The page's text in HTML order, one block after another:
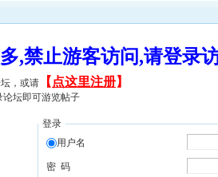
多,禁止游客访问,请登
，或请 【 点这里注册】
坛即可游览帖子
登录
用户名
密 码